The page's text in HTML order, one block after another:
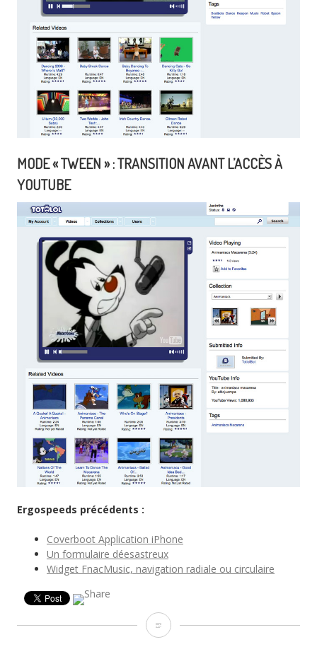
MODE « TWEEN » : TRANSITION AVANT L’ACCÈS À
YOUTUBE
Ergospeeds précédents :
Coverboot Application iPhone
Un formulaire déesastreux
Widget FnacMusic, navigation radiale ou circulaire
Ergospeed